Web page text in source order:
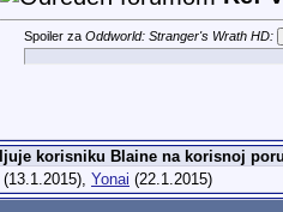
Spoiler za Oddworld: Stranger's Wrath HD:
korisniku Blaine na korisnoj
Yonai (22.1.2015)